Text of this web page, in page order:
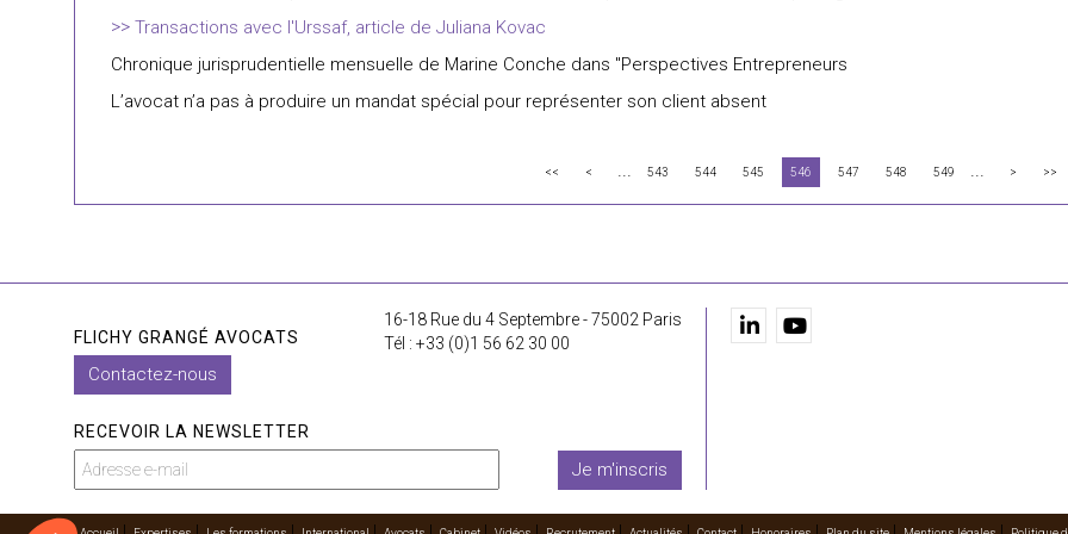
Transactions avec l'Urssaf, article de Juliana Kovac
Chronique jurisprudentielle mensuelle de Marine Conche dans "Perspectives Entrepreneurs
L’avocat n’a pas à produire un mandat spécial pour représenter son client absent
<< < ... 543 544 545 546 547 548 549 ... > >>
FLICHY GRANGÉ AVOCATS
16-18 Rue du 4 Septembre - 75002 Paris
Tél : +33 (0)1 56 62 30 00
Contactez-nous
RECEVOIR LA NEWSLETTER
Je m'inscris